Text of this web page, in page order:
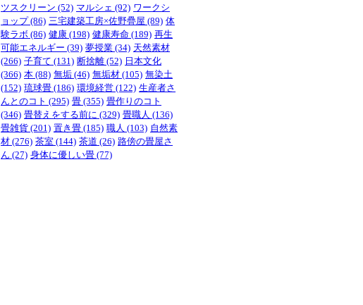
ツスクリーン (52) マルシェ (92) ワークシ
ョップ(86) 三宅建築工房×佐野疊屋 (89) 体
験ラボ (86) 健康 (198) 健康寿命 (189) 再生
可能エネルギー (39) 夢授業 (34) 天然素材
(266) 子育て (131) 断捨離 (52) 日本文化
(366) 本 (88) 無垢 (46) 無垢材 (105) 無染土
(152) 琉球畳 (186) 環境経営 (122) 生産者さ
んとのコト (295) 畳 (355) 畳作りのコト
(346) 畳替えをする前に (329) 畳職人 (136)
畳雑貨 (201) 置き畳 (185) 職人 (103) 自然素
材 (276) 茶室 (144) 茶道 (26) 路傍の畳屋さ
ん (27) 身体に優しい畳 (77)